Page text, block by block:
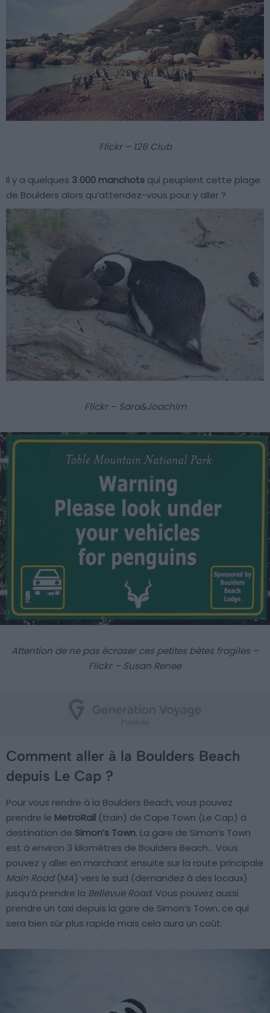
Flickr – 126 Club
Il y a quelques 3 000 manchots qui peuplent cette plage
de Boulders alors qu’attendez-vous pour y aller ?
Flickr – Sara&Joachim
Attention de ne pas écraser ces petites bêtes fragiles –
Flickr – Susan Renee
Comment aller à la Boulders Beach
depuis Le Cap ?
Pour vous rendre à la Boulders Beach, vous pouvez
prendre le MetroRail (train) de Cape Town (Le Cap) à
destination de Simon’s Town. La gare de Simon’s Town
est à environ 3 kilomètres de Boulders Beach… Vous
pouvez y aller en marchant ensuite sur la route principale
Main Road(M4) vers le sud (demandez à des locaux)
jusqu’à prendre la Bellevue Road. Vous pouvez aussi
prendre un taxi depuis la gare de Simon’s Town, ce qui
sera bien sûr plus rapide mais cela aura un coût.